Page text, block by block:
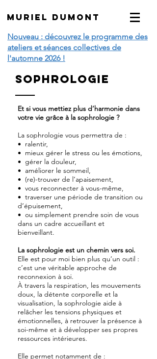
MURIEL DUMONT
Nouveau : découvrez le programme des
ateliers et séances collectives de
l'automne 2026 !
SOphrologie
Et si vous mettiez plus d’harmonie dans
votre vie grâce à la sophrologie ?
La sophrologie vous permettra de :
•⁠ ⁠ralentir,
•⁠ ⁠mieux gérer le stress ou les émotions,
•⁠ ⁠gérer la douleur,
•⁠ ⁠améliorer le sommeil,
•⁠ ⁠(re)-trouver de l’apaisement,
•⁠ ⁠vous reconnecter à vous-même,
•⁠ ⁠traverser une période de transition ou
d’épuisement,
•⁠ ⁠ou simplement prendre soin de vous
dans un cadre accueillant et
bienveillant.
La sophrologie est un chemin vers soi.
Elle est pour moi bien plus qu’un outil :
c’est une véritable approche de
reconnexion à soi.
À travers la respiration, les mouvements
doux, la détente corporelle et la
visualisation, la sophrologie aide à
relâcher les tensions physiques et
émotionnelles, à retrouver la présence à
soi-même et à développer ses propres
ressources intérieures.
Elle permet notamment de :